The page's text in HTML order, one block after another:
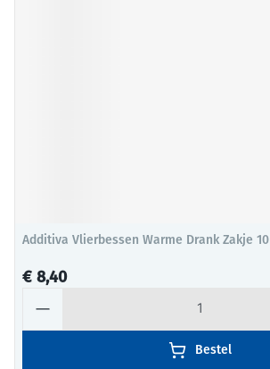
Additiva Vlierbessen Warme Drank Zakje 10
€ 8,40
Bestel